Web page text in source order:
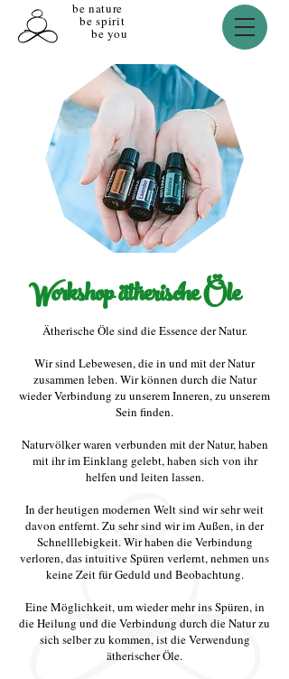
be nature
be spirit
be you
Workshop ätherische Öle
Ätherische Öle sind die Essence der Natur.
Wir sind Lebewesen, die in und mit der Natur
zusammen leben. Wir können durch die Natur
wieder Verbindung zu unserem Inneren, zu unserem
Sein finden.
Naturvölker waren verbunden mit der Natur, haben
mit ihr im Einklang gelebt, haben sich von ihr
helfen und leiten lassen.
In der heutigen modernen Welt sind wir sehr weit
davon entfernt. Zu sehr sind wir im Außen, in der
Schnelllebigkeit. Wir haben die Verbindung
verloren, das intuitive Spüren verlernt, nehmen uns
keine Zeit für Geduld und Beobachtung.
Eine Möglichkeit, um wieder mehr ins Spüren, in
die Heilung und die Verbindung durch die Natur zu
sich selber zu kommen, ist die Verwendung
ätherischer Öle.